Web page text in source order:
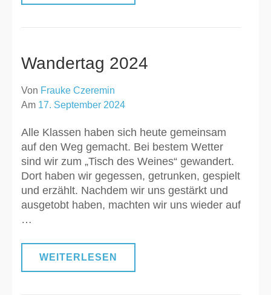
Wandertag 2024
Von Frauke Czeremin
Am 17. September 2024
Alle Klassen haben sich heute gemeinsam
auf den Weg gemacht. Bei bestem Wetter
sind wir zum „Tisch des Weines“ gewandert.
Dort haben wir gegessen, getrunken, gespielt
und erzählt. Nachdem wir uns gestärkt und
ausgetobt haben, machten wir uns wieder auf
…
WEITERLESEN